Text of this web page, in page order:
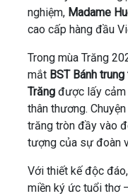
nghiệm, Madame
cao cấp hàng đầu
Trong mùa Trăng
mắt BST Bánh
Trăng được lấy cảm
thân thương.
trăng tròn đầy vào
tượng của sự đoàn
Với thiết kế độc
miền ký ức tuổi thơ